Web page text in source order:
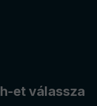
et válassza